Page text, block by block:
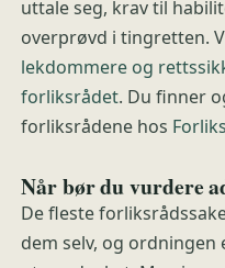
uttale seg, krav til
overprøvd i tingretten.
lekdommere og
forliksrådet. Du finner
forliksrådene hos
Når bør du vurdere
De fleste
dem selv, og